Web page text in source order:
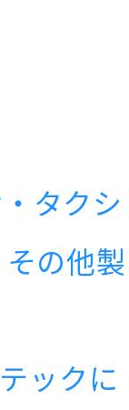
タクシ
の他製
ックに